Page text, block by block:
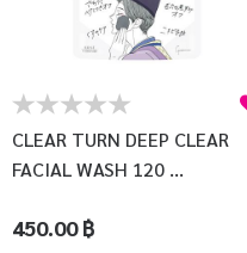
CLEAR TURN DEEP CLEAR
FACIAL WASH 120 ...
450.00 ฿